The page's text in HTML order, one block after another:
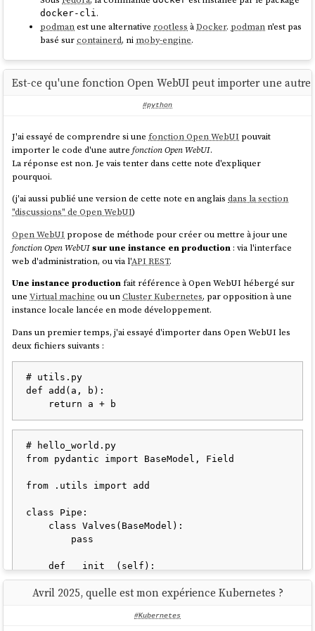
mise à jour :immediate
(plage horaire définie dans la
CoreOSutilisant par défaut la stratégieimmediate
lance immédiatement leur téléchargement, suivi d'un redémarrage.
Le téléchargement par deltas rend l'upgrade vers la dernière release
serveurs, fonctionnalité particulièrement utile dans le contexte d'un
clusterKubernetes. Je n'ai pas encore testé cette fonctionnalité.
besoins des distributions atomic".
docker-cli .
podmanest une alternative rootless àDocker. podman n'est pas
basé surcontainerd, ni moby-engine.
Est-ce qu'une fonction Open WebUI peut importer une autre
#python
J'ai essayé de comprendre si unefonction Open WebUI pouvait
importer le code d'une autrefonction Open WebUI.
La réponse est non. Je vais tenter dans cette note d'expliquer
pourquoi.
(j'ai aussi publié une version de cette note en anglaisdans la section
"discussions" de Open WebUI)
Open WebUI propose de méthode pour créer ou mettre à jour une
fonction Open WebUI sur une instance en production : via l'interface
web d'administration, ou via l'API REST.
Une instance productionfait référence à Open WebUI hébergé sur
uneVirtual machine ou unCluster Kubernetes, par opposition à une
instance locale lancée en mode développement.
Dans un premier temps, j'ai essayé d'importer dans Open WebUI les
deux fichiers suivants :
# utils.py
def add(a, b):
# hello_world.py
from pydantic import BaseModel, Field
from .utils import add
class Pipe:
    def __init__(self):
        self.valves = self.Valves()
Avril 2025, quelle est mon expérience Kubernetes ?
#Kubernetes